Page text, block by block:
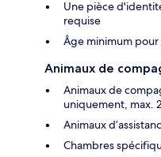
Une pièce
requise
Âge minimum
Animaux de
Animaux de
uniquement, max.
Animaux
Chambres